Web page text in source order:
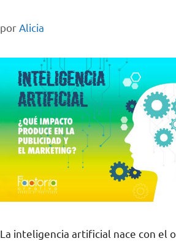
por Alicia
La inteligencia artificial nace con el